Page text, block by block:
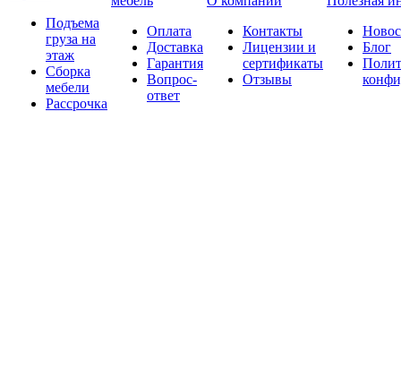
Подъема
груза на
этаж
Сборка
мебели
Рассрочка
Оплата
Доставка
Гарантия
Вопрос-
ответ
Контакты
Лицензии и
сертификаты
Отзывы
Блог